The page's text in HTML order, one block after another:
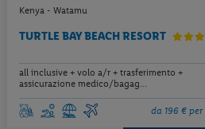
Kenya - Watamu
TURTLE BAY BEACH RESORT
all inclusive + volo a/r + trasferimento +
assicurazione medico/bagag...
da 196 €